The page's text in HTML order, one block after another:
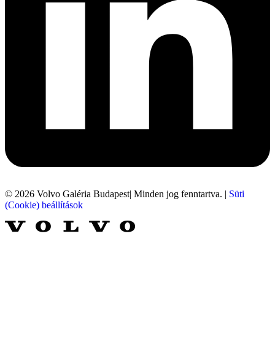
© 2026 Volvo Galéria Budapest| Minden jog fenntartva. | Süti
(Cookie) beállítások